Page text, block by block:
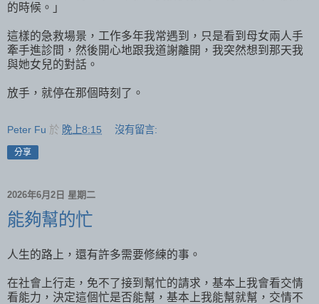
的時候。」
這樣的急救場景，工作多年我常遇到，只是看到母女兩人手
牽手進診間，然後開心地跟我道謝離開，我突然想到那天我
與她女兒的對話。
放手，就停在那個時刻了。
Peter Fu 於 晚上8:15 沒有留言:
分享
2026年6月2日 星期二
能夠幫的忙
人生的路上，還有許多需要修練的事。
在社會上行走，免不了接到幫忙的請求，基本上我會看交情
看能力，決定這個忙是否能幫，基本上我能幫就幫，交情不